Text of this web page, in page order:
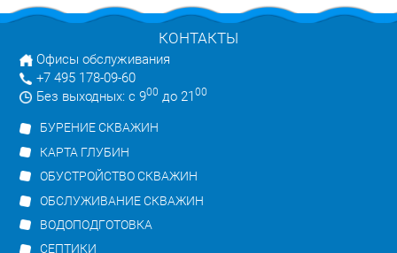
КОНТАКТЫ
Офисы обслуживания
+7 495 178-09-60
Без выходных: с 900 до 21 00
БУРЕНИЕ СКВАЖИН
КАРТА ГЛУБИН
ОБУСТРОЙСТВО СКВАЖИН
ОБСЛУЖИВАНИЕ СКВАЖИН
ВОДОПОДГОТОВКА
СЕПТИКИ